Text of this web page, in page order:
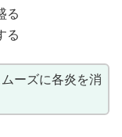
る
る
ーズに各炎を消